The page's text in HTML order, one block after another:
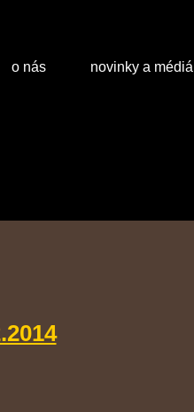
o nás novinky a médiá